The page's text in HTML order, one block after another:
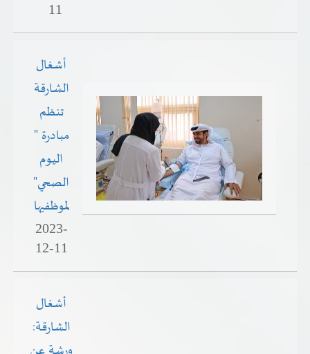
11
أشغال
الشارقة
تنظم
مبادرة "
اليوم
الصحي"
لموظفيها
2023-
12-11
أشغال
الشارقة: